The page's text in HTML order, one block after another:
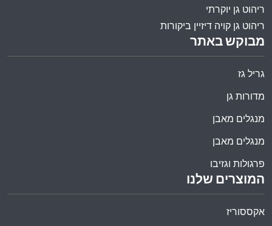
המוצרים שלנו
אקססוריז
מבוקש באתר
גריל גז
מדורות גן
מנגלים מאבן
מנגלים מאבן
פרגולות וגזיבו
ריהוט גן יוקרתי
ריהוט גן קויה דיזיין ביקורות